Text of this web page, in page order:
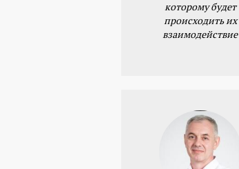
которому будет
происходить их
взаимодействие